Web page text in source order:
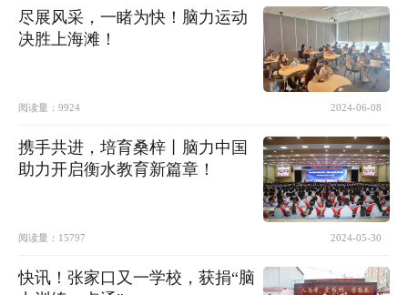
尽展风采，一睹为快！脑力运动
决胜上海滩！
阅读量： 9924 2024-06-08
携手共进，培育桑梓丨脑力中国
助力开启衡水教育新篇章！
阅读量： 15797 2024-05-30
快讯！张家口又一学校，获捐“脑